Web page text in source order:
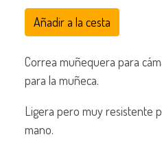
Añadir a la cesta
Correa muñequera para
para la muñeca.
Ligera pero muy resistente
mano.